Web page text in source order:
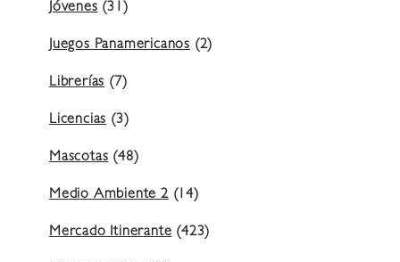
Jóvenes (31)
Juegos Panamericanos (2)
Librerías (7)
Licencias (3)
Mascotas (48)
Medio Ambiente 2(14)
Mercado Itinerante (423)